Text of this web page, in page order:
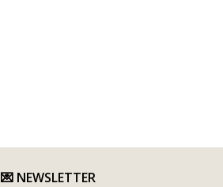
💌 NEWSLETTER